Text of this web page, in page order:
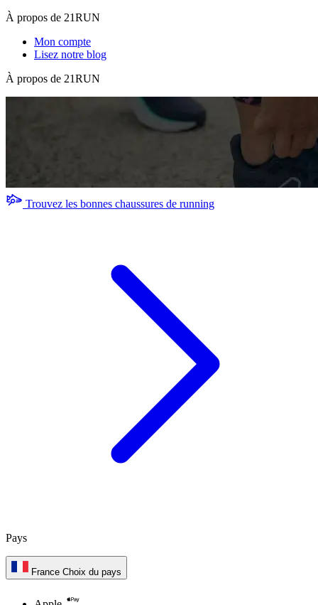
À propos de 21RUN
Mon compte
Lisez notre blog
À propos de 21RUN
Trouvez les bonnes chaussures de running
Pays
France Choix du pays